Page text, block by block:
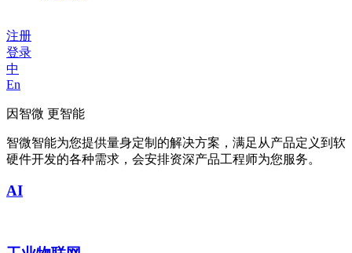
注册
登录
中
En
因智微 更智能
智微智能为您提供量身定制的解决方案，满足从产品定义到软
硬件开发的各种需求，会安排资深产品工程师为您服务。
AI